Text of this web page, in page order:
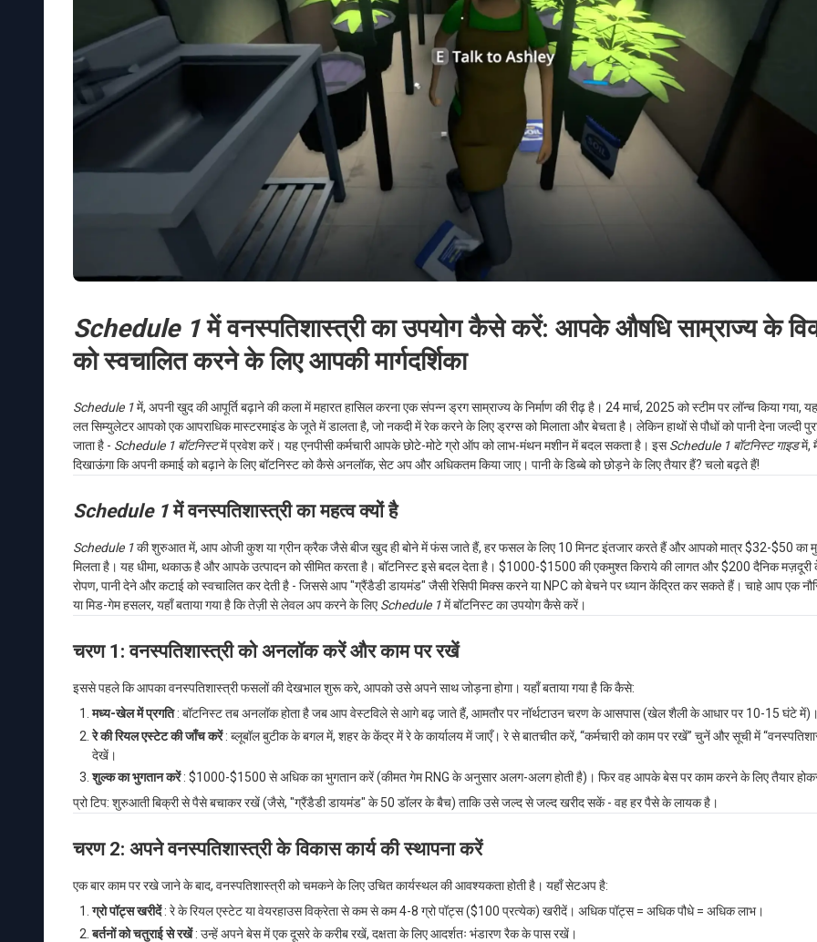
Schedule 1में वनस्पतिशास्त्री का उपयोग कैसे करें: आपके औषधि साम्राज्य के
को स्वचालित करने के लिए आपकी मार्गदर्शिका
Schedule 1में, अपनी खुद की आपूर्ति बढ़ाने की कला में महारत हासिल करना एक संपन्न ड्रग साम्राज्य के निर्माण की रीढ़ है। 24 मार्च, 2025 को स्टीम पर लॉन्च किया गया,
लत सिम्युलेटर आपको एक आपराधिक मास्टरमाइंड के जूते में डालता है, जो नकदी में रेक करने के लिए ड्रग्स को मिलाता और बेचता है। लेकिन हाथों से पौधों को पानी देना जल्दी
जाता है - Schedule 1 बॉटनिस्टमें प्रवेश करें। यह एनपीसी कर्मचारी आपके छोटे-मोटे ग्रो ऑप को लाभ-मंथन मशीन में बदल सकता है। इसSchedule 1 बॉटनिस्ट गाइडमें,
दिखाऊंगा कि अपनी कमाई को बढ़ाने के लिए बॉटनिस्ट को कैसे अनलॉक, सेट अप और अधिकतम किया जाए। पानी के डिब्बे को छोड़ने के लिए तैयार हैं? चलो बढ़ते हैं!
Schedule 1में वनस्पतिशास्त्री का महत्व क्यों है
Schedule 1की शुरुआत में, आप ओजी कुश या ग्रीन क्रैक जैसे बीज खुद ही बोने में फंस जाते हैं, हर फसल के लिए 10 मिनट इंतजार करते हैं और आपको मात्र $32-$50 का
मिलता है। यह धीमा, थकाऊ है और आपके उत्पादन को सीमित करता है। बॉटनिस्ट इसे बदल देता है। $1000-$1500 की एकमुश्त किराये की लागत और $200 दैनिक मज़दूरी
रोपण, पानी देने और कटाई को स्वचालित कर देती है - जिससे आप "ग्रैंडैडी डायमंड" जैसी रेसिपी मिक्स करने या NPC को बेचने पर ध्यान केंद्रित कर सकते हैं। चाहे आप एक
या मिड-गेम हसलर, यहाँ बताया गया है कि तेज़ी से लेवल अप करने के लिएSchedule 1में बॉटनिस्ट का उपयोग कैसे करें।
चरण 1: वनस्पतिशास्त्री को अनलॉक करें और काम पर रखें
इससे पहले कि आपका वनस्पतिशास्त्री फसलों की देखभाल शुरू करे, आपको उसे अपने साथ जोड़ना होगा। यहाँ बताया गया है कि कैसे:
मध्य-खेल में प्रगति: बॉटनिस्ट तब अनलॉक होता है जब आप वेस्टविले से आगे बढ़ जाते हैं, आमतौर पर नॉर्थटाउन चरण के आसपास (खेल शैली के आधार पर 10-15 घंटे में)।
रे की रियल एस्टेट की जाँच करें: ब्लूबॉल बुटीक के बगल में, शहर के केंद्र में रे के कार्यालय में जाएँ। रे से बातचीत करें, “कर्मचारी को काम पर रखें” चुनें और सूची में
देखें।
शुल्क का भुगतान करें: $1000-$1500 से अधिक का भुगतान करें (कीमत गेम RNG के अनुसार अलग-अलग होती है)। फिर वह आपके बेस पर काम करने के लिए तैयार
प्रो टिप: शुरुआती बिक्री से पैसे बचाकर रखें (जैसे, "ग्रैंडैडी डायमंड" के 50 डॉलर के बैच) ताकि उसे जल्द से जल्द खरीद सकें - वह हर पैसे के लायक है।
चरण 2: अपने वनस्पतिशास्त्री के विकास कार्य की स्थापना करें
एक बार काम पर रखे जाने के बाद, वनस्पतिशास्त्री को चमकने के लिए उचित कार्यस्थल की आवश्यकता होती है। यहाँ सेटअप है:
ग्रो पॉट्स खरीदें: रे के रियल एस्टेट या वेयरहाउस विक्रेता से कम से कम 4-8 ग्रो पॉट्स ($100 प्रत्येक) खरीदें। अधिक पॉट्स = अधिक पौधे = अधिक लाभ।
बर्तनों को चतुराई से रखें: उन्हें अपने बेस में एक दूसरे के करीब रखें, दक्षता के लिए आदर्शतः भंडारण रैक के पास रखें।